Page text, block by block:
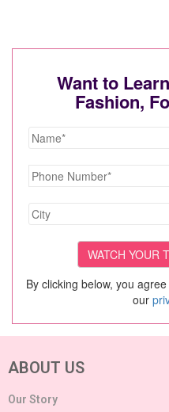
Want to
Fashion,
By clicking below, you
our
ABOUT US
Our Story